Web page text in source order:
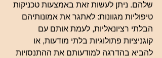
שלהם. ניתן לעשות זאת באמצעות טכניקות
טיפוליות מגוונות: לאתגר את אמונותיהם
הבלתי רציונאליות, לעמת אותם עם
קוגניציות פתולוגיות בלתי מודעות, או
להביא בהדרגה למודעותם את ההתנסויות